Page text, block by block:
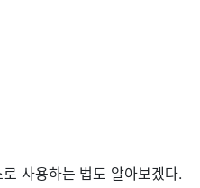
사용하는 법도 알아보겠다.